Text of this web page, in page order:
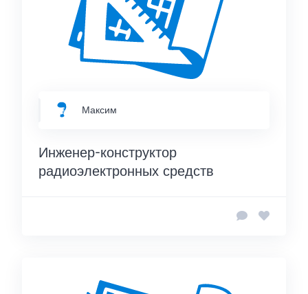
Максим
Инженер-конструктор
радиоэлектронных средств